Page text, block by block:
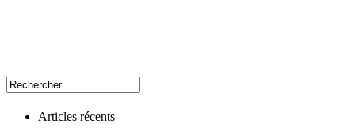
Articles récents